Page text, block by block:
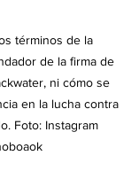
términos de la
de la firma de
ni cómo se
en la lucha contra
Foto: Instagram